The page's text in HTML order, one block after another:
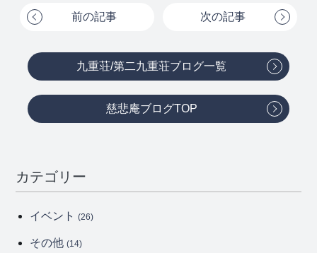
前の記事 次の記事
九重荘/第二九重荘ブログ一覧
慈悲庵ブログTOP
カテゴリー
イベント(26)
その他(14)